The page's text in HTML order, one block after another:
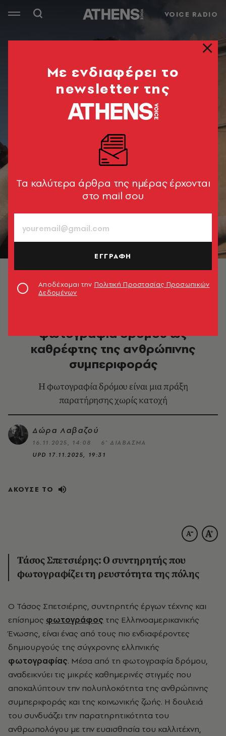
VOICE RADIO
© Τάσος Σπετσιέρης
φωτογραφία δρόμου ως
καθρέφτης της ανθρώπινης
συμπεριφοράς
Η φωτογραφία δρόμου είναι μια πράξη
παρατήρησης χωρίς κατοχή
Δώρα Λαβαζού
16.11.2025, 14:08
6’ ΔΙΑΒΑΣΜΑ
UPD 17.11.2025, 19:31
ΑΚΟΥΣΕ ΤΟ
Τάσος Σπετσιέρης: Ο συντηρητής που
φωτογραφίζει τη ρευστότητα της πόλης
Ο Τάσος Σπετσιέρης, συντηρητής έργων τέχνης και
επίσημος φωτογράφος της Ελληνοαμερικανικής
Ένωσης, είναι ένας από τους πιο ενδιαφέροντες
δημιουργούς της σύγχρονης ελληνικής
φωτογραφίας. Μέσα από τη φωτογραφία δρόμου,
αναδεικνύει τις μικρές καθημερινές στιγμές που
αποκαλύπτουν την πολυπλοκότητα της ανθρώπινης
συμπεριφοράς και της κοινωνικής ζωής. Η δουλειά
του συνδυάζει την παρατηρητικότητα του
ανθρωπολόγου με την ευαισθησία του καλλιτέχνη,
Mε ενδιαφέρει το
newsletter της
Tα καλύτερα άρθρα της ημέρας έρχονται
στο mail σου
ΕΓΓΡΑΦΗ
Αποδέχομαι την Πολιτική Προστασίας Προσωπικών
Δεδομένων